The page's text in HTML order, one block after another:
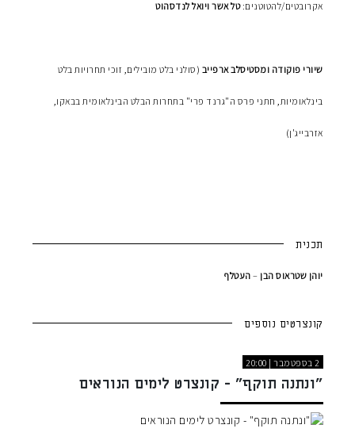
אקרובטים/להטוטנים:טל אשר ויואל לנדסהוט
שיורי פוקודה ומסטיסלב ארפייב (סולני בלט מובילים, זוכי תחרויות בלט
בינלאומיות, חתני פרס ה"גרנד פרי" בתחרות הבלט הבינלאומית בבאקו,
אזרבייג'ן)
תכנית
יוהן שטראוס הבן – העטלף
קונצרטים נוספים
2 בספטמבר | 20:00
"ונתנה תוקף" - קונצרט לימים הנוראים